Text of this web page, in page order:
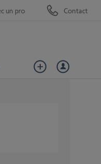
un pro Contact